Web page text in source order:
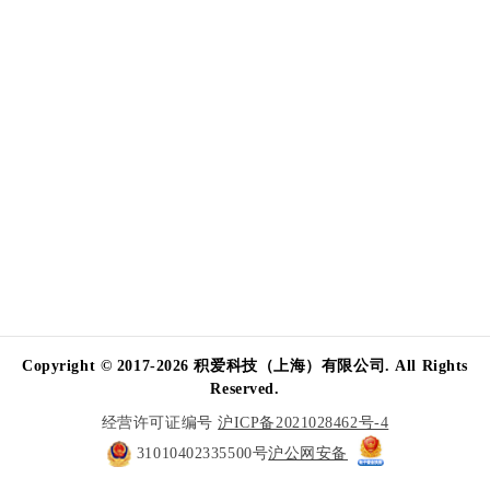
Copyright © 2017-2026 积爱科技（上海）有限公司. All Rights
Reserved.
经营许可证编号沪ICP备2021028462号-4
31010402335500号沪公网安备